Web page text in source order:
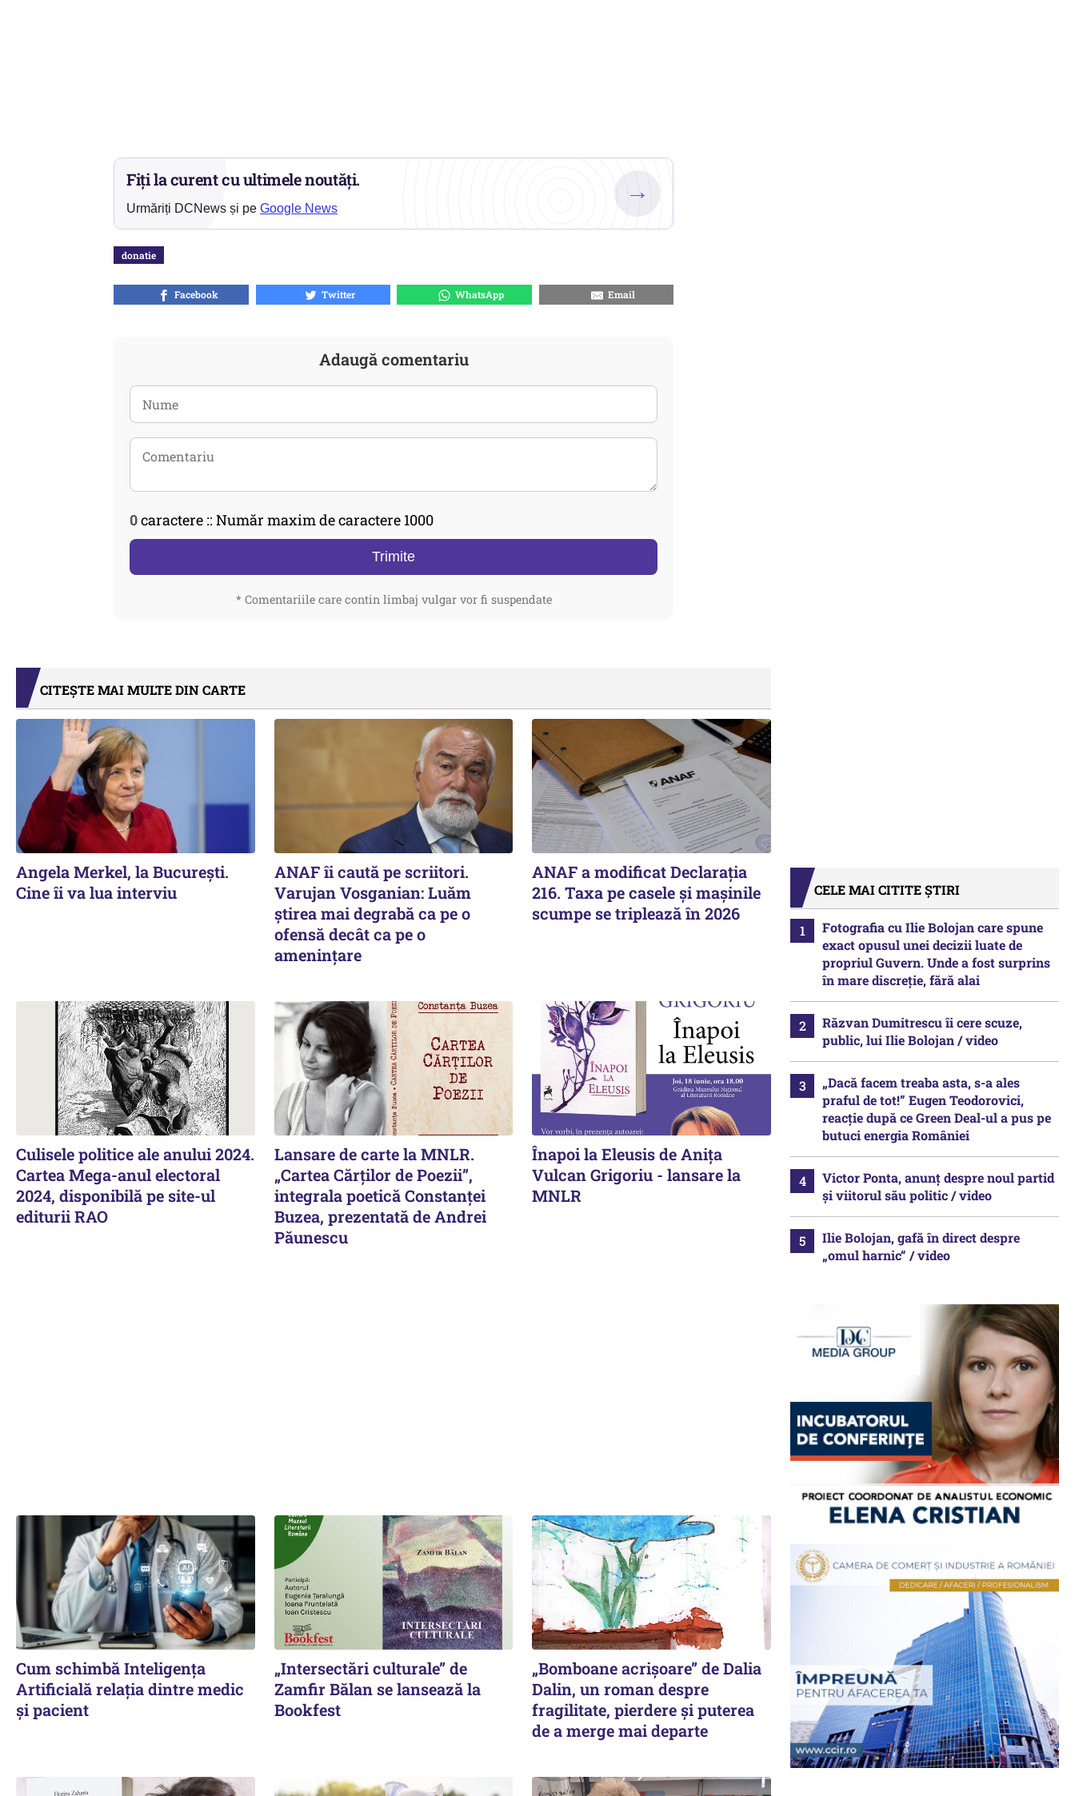
Fiți la curent cu ultimele noutăți.
Urmăriți DCNews și pe Google News
→
donatie
Facebook Twitter WhatsApp Email
Adaugă comentariu
0caractere :: Număr maxim de caractere 1000
Trimite
* Comentariile care contin limbaj vulgar vor fi suspendate
CITEȘTE MAI MULTE DIN CARTE
Angela Merkel, la București.
Cine îi va lua interviu
ANAF îi caută pe scriitori.
Varujan Vosganian: Luăm
știrea mai degrabă ca pe o
ofensă decât ca pe o
amenințare
ANAF a modificat Declarația
216. Taxa pe casele și mașinile
scumpe se triplează în 2026
Culisele politice ale anului 2024.
Cartea Mega-anul electoral
2024, disponibilă pe site-ul
editurii RAO
Lansare de carte la MNLR.
„Cartea Cărților de Poezii”,
integrala poetică Constanței
Buzea, prezentată de Andrei
Păunescu
Înapoi la Eleusis de Anița
Vulcan Grigoriu - lansare la
MNLR
Cum schimbă Inteligența
Artificială relația dintre medic
și pacient
„Intersectări culturale” de
Zamfir Bălan se lansează la
Bookfest
„Bomboane acrișoare” de Dalia
Dalin, un roman despre
fragilitate, pierdere și puterea
de a merge mai departe
CELE MAI CITITE ȘTIRI
Fotografia cu Ilie Bolojan care spune
exact opusul unei decizii luate de
propriul Guvern. Unde a fost surprins
în mare discreție, fără alai
Răzvan Dumitrescu îi cere scuze,
public, lui Ilie Bolojan / video
„Dacă facem treaba asta, s-a ales
praful de tot!” Eugen Teodorovici,
reacție după ce Green Deal-ul a pus pe
butuci energia României
Victor Ponta, anunț despre noul partid
și viitorul său politic / video
Ilie Bolojan, gafă în direct despre
„omul harnic“ / video